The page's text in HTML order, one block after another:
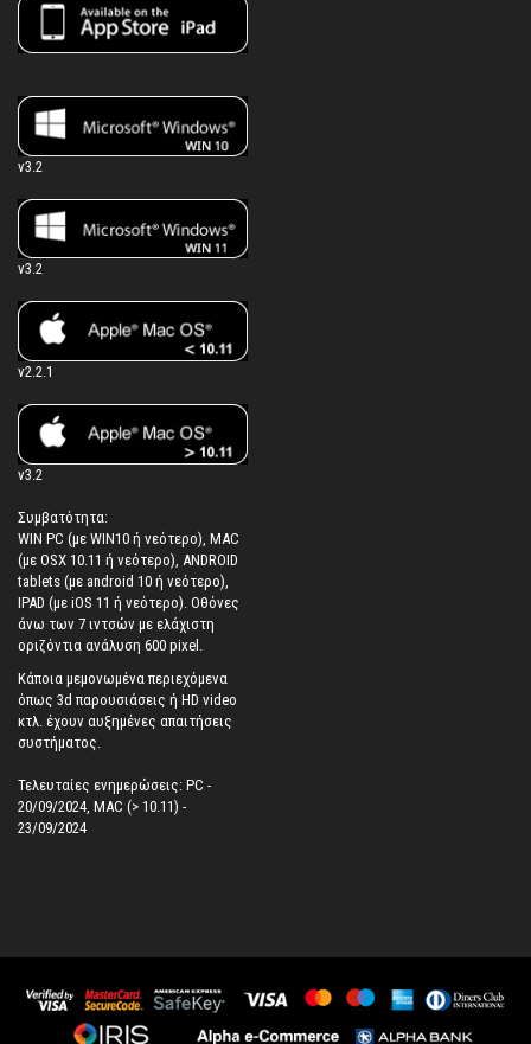
v3.2
v3.2
v2.2.1
v3.2
Συμβατότητα:
WIN PC (με WIN10 ή νεότερο), MAC
(με OSX 10.11 ή νεότερο), ANDROID
tablets (με android 10 ή νεότερο),
IPAD (με iOS 11 ή νεότερο). Oθόνες
άνω των 7 ιντσών με ελάχιστη
οριζόντια ανάλυση 600 pixel.
Κάποια μεμονωμένα περιεχόμενα
όπως 3d παρουσιάσεις ή HD video
κτλ. έχουν αυξημένες απαιτήσεις
συστήματος.
Τελευταίες ενημερώσεις: PC -
20/09/2024, MAC (> 10.11) -
23/09/2024